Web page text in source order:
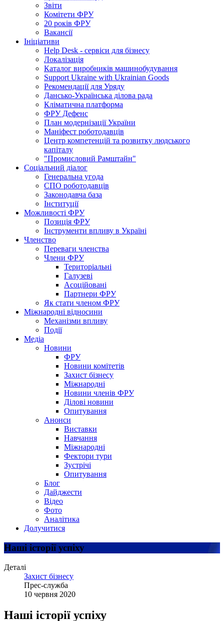
Звіти
Комітети ФРУ
20 років ФРУ
Вакансії
Ініціативи
Help Desk - сервіси для бізнесу
Локалізація
Каталог виробників машинобудування
Support Ukraine with Ukrainian Goods
Рекомендації для Уряду
Дансько-Українська ділова рада
Кліматична платформа
ФРУ Дефенс
План модернізації України
Маніфест роботодавців
Центр компетенцій та розвитку людського
капіталу
"Промисловий Рамштайн"
Соціальний діалог
Генеральна угода
СПО роботодавців
Законодавча база
Інституції
Можливості ФРУ
Позиція ФРУ
Інструменти впливу в Україні
Членство
Переваги членства
Члени ФРУ
Територіальні
Галузеві
Асоційовані
Партнери ФРУ
Як стати членом ФРУ
Міжнародні відносини
Механізми впливу
Події
Медіа
Новини
ФРУ
Новини комітетів
Захист бізнесу
Міжнародні
Новини членів ФРУ
Ділові новини
Опитування
Анонси
Виставки
Навчання
Міжнародні
Фектори тури
Зустрічі
Опитування
Блог
Дайджести
Відео
Фото
Аналітика
Долучитися
Наші історії успіху
Деталі
Захист бізнесу
Прес-служба
10 червня 2020
Наші історії успіху